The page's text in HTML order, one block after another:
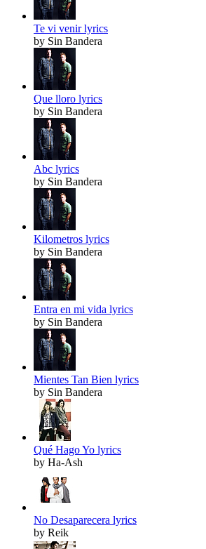
Te vi venir lyrics
by Sin Bandera
Que lloro lyrics
by Sin Bandera
Abc lyrics
by Sin Bandera
Kilometros lyrics
by Sin Bandera
Entra en mi vida lyrics
by Sin Bandera
Mientes Tan Bien lyrics
by Sin Bandera
Qué Hago Yo lyrics
by Ha-Ash
No Desaparecera lyrics
by Reik